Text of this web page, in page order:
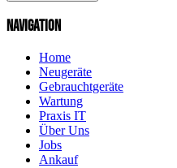
NAVIGATION
Home
Neugeräte
Gebrauchtgeräte
Wartung
Praxis IT
Über Uns
Jobs
Ankauf